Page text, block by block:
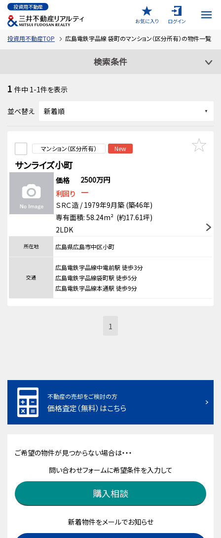
投資用不動産
お気に入り
ログイン
投資用不動産TOP 広島電鉄宇品線 袋町のマンション（区分所有）の物件一覧
検索条件
1 件中 1-1件を表示
並べ替え
マンション（区分所有） New
サンライズ小町
価格
2500万円
利回り
－
ＳＲＣ造 / 1979年9月築 (築46年)
専有面積: 58.24m² (約17.61坪)
2LDK
所在地 広島県広島市中区小町
交通
広島電鉄宇品線中電前駅 徒歩3分
広島電鉄宇品線袋町駅 徒歩5分
広島電鉄宇品線本通駅 徒歩9分
1
不動産の売却をご検討の方
価格査定（無料）はこちら
ご希望の物件が見つからない場合は・・・
問い合わせフォームに希望条件を入力して
購入相談
新着物件をメールでお知らせ